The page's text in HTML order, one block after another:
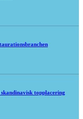
topplacering